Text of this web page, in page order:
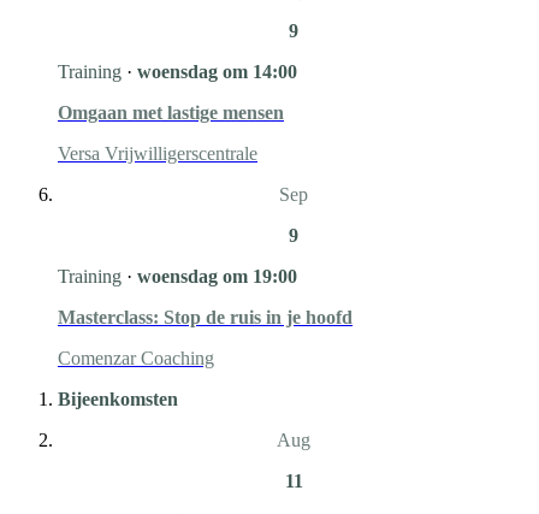
9
Training · woensdag om 14:00
Omgaan met lastige mensen
Versa Vrijwilligerscentrale
Sep
9
Training · woensdag om 19:00
Masterclass: Stop de ruis in je hoofd
Comenzar Coaching
Bijeenkomsten
Aug
11